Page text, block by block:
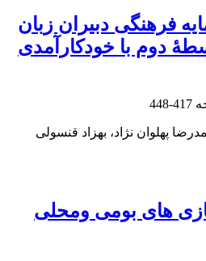
فرهنگی دبیران زبان
دوم با خودکارآمدی
417-448
پهلوان نژاد، بهزاد قنسولی
های بومی ومحلی